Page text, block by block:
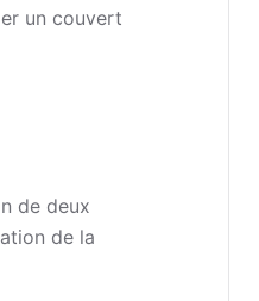
un couvert
de deux
de la